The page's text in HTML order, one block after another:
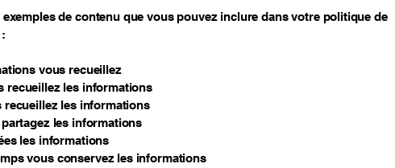
exemples de contenu que vous pouvez inclure dans votre politique de
vous recueillez
recueillez les informations
recueillez les informations
les informations
les informations
vous conservez les informations